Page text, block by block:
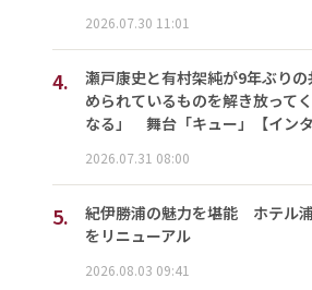
2026.07.30 11:01
4.
瀬戸康史と有村架純が9年ぶり
められているものを解き放って
なる」 舞台「キュー」【インタ
2026.07.31 08:00
5.
紀伊勝浦の魅力を堪能 ホテル
をリニューアル
2026.08.03 09:41